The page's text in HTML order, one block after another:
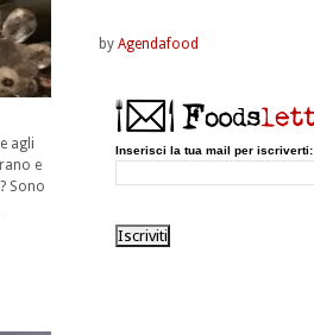
agli
e
Sono
by Agendafood
Inserisci la tua mail per iscriverti: